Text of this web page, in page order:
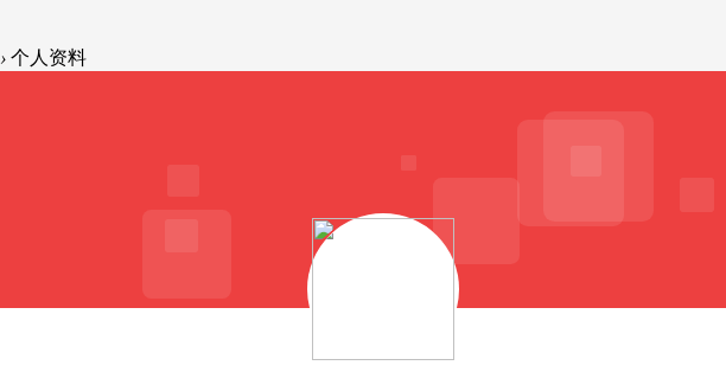
› 个人资料